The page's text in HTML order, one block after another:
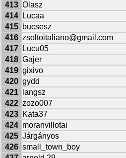
413 Olasz
414
Lucaa
415
bucsesz
416 zsoltoitaliano@gmail.com
417
Lucu05
418 Gajer
419 gixivo
420 gydd
421
langsz
422 zozo007
423
Kata37
424 moranvillotai
425 Járgányos
426 small_town_boy